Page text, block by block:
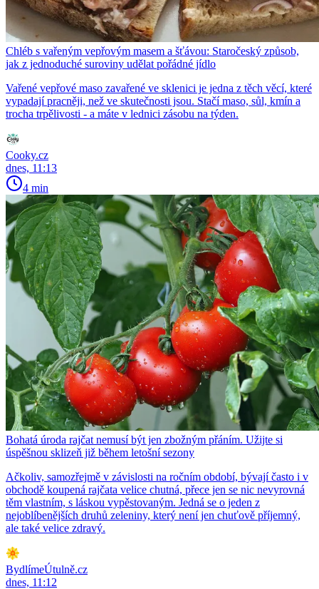
Chléb s vařeným vepřovým masem a šťávou: Staročeský způsob,
jak z jednoduché suroviny udělat pořádné jídlo
Vařené vepřové maso zavařené ve sklenici je jedna z těch věcí, které
vypadají pracněji, než ve skutečnosti jsou. Stačí maso, sůl, kmín a
trocha trpělivosti - a máte v lednici zásobu na týden.
Cooky.cz
dnes, 11:13
4 min
Bohatá úroda rajčat nemusí být jen zbožným přáním. Užijte si
úspěšnou sklizeň již během letošní sezony
Ačkoliv, samozřejmě v závislosti na ročním období, bývají často i v
obchodě koupená rajčata velice chutná, přece jen se nic nevyrovná
těm vlastním, s láskou vypěstovaným. Jedná se o jeden z
nejoblíbenějších druhů zeleniny, který není jen chuťově příjemný,
ale také velice zdravý.
BydlímeÚtulně.cz
dnes, 11:12